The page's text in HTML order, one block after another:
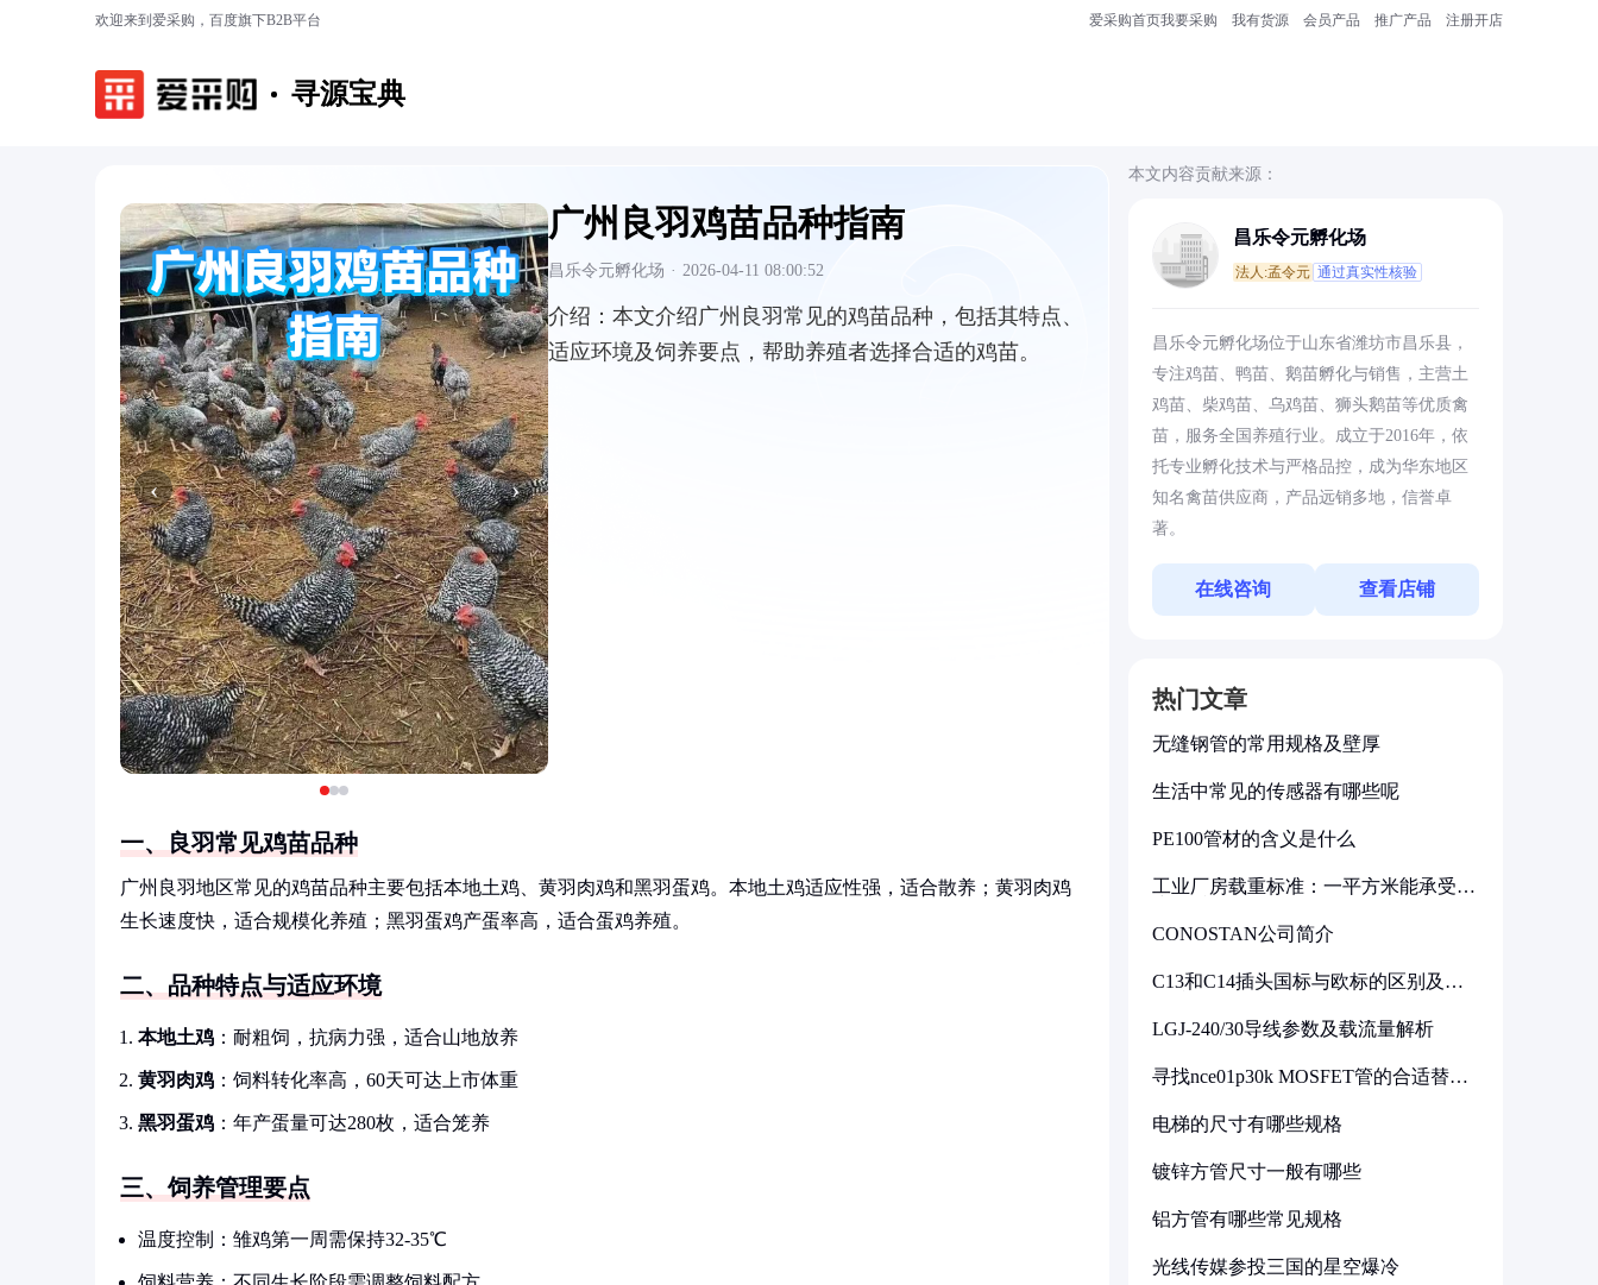
欢迎来到爱采购，百度旗下B2B平台 爱采购首页我要采购 我有货源 会员产品 推广产品 注册开店
寻源宝典
‹ ›
广州良羽鸡苗品种指南
昌乐令元孵化场 · 2026-04-11 08:00:52
介绍： 本文介绍广州良羽常见的鸡苗品种，包括其特点、
适应环境及饲养要点，帮助养殖者选择合适的鸡苗。
一、良羽常见鸡苗品种
广州良羽地区常见的鸡苗品种主要包括本地土鸡、黄羽肉鸡和黑羽蛋鸡。本地土鸡适应性强，适合散养；黄羽肉鸡
生长速度快，适合规模化养殖；黑羽蛋鸡产蛋率高，适合蛋鸡养殖。
二、品种特点与适应环境
本地土鸡 ：耐粗饲，抗病力强，适合山地放养
黄羽肉鸡 ：饲料转化率高，60天可达上市体重
黑羽蛋鸡 ：年产蛋量可达280枚，适合笼养
三、饲养管理要点
温度控制：雏鸡第一周需保持32-35℃
本文内容贡献来源：
昌乐令元孵化场
法人:孟令元 通过真实性核验
昌乐令元孵化场位于山东省潍坊市昌乐县，
专注鸡苗、鸭苗、鹅苗孵化与销售，主营土
鸡苗、柴鸡苗、乌鸡苗、狮头鹅苗等优质禽
苗，服务全国养殖行业。成立于2016年，依
托专业孵化技术与严格品控，成为华东地区
知名禽苗供应商，产品远销多地，信誉卓
著。
在线咨询 查看店铺
热门文章
无缝钢管的常用规格及壁厚
生活中常见的传感器有哪些呢
PE100管材的含义是什么
工业厂房载重标准：一平方米能承受多
CONOSTAN公司简介
C13和C14插头国标与欧标的区别及其
LGJ-240/30导线参数及载流量解析
寻找nce01p30k MOSFET管的合适替代
电梯的尺寸有哪些规格
镀锌方管尺寸一般有哪些
铝方管有哪些常见规格
光线传媒参投三国的星空爆冷